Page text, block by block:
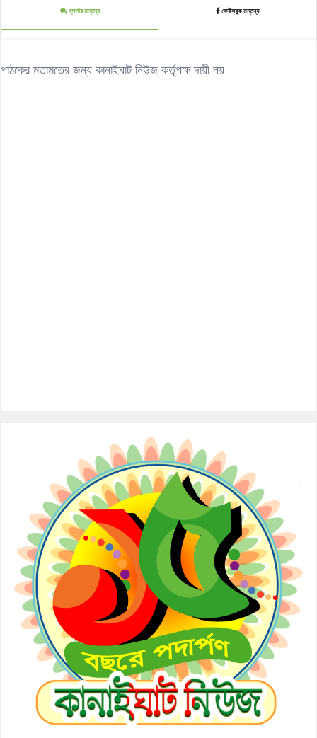
ব্লগার মন্তব্য ফেইসবুক মন্তব্য
পাঠকের মতামতের জন্য কানাইঘাট নিউজ কর্তৃপক্ষ দায়ী নয়